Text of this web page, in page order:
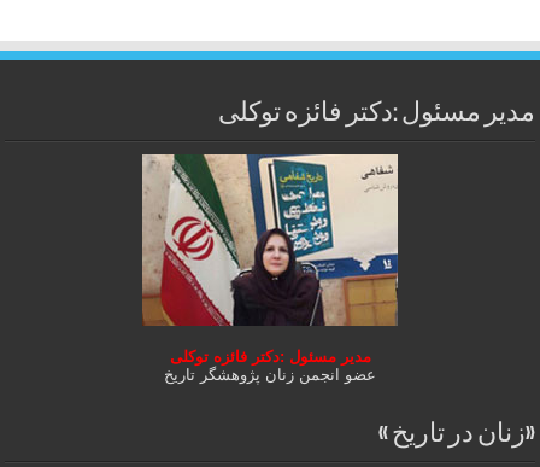
مدیر مسئول :دکتر فائزه توکلی
مدیر مسئول :دکتر فائزه توکلی
عضو انجمن زنان پژوهشگر تاریخ
«زنان در تاریخ »